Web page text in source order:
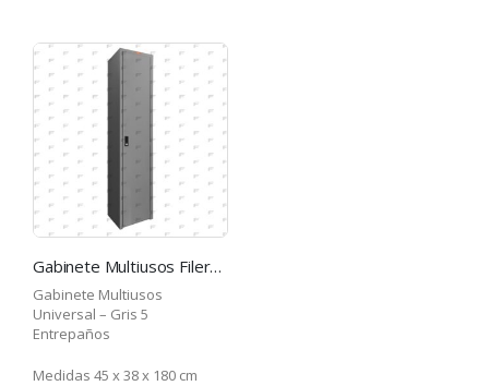
Gabinete Multiusos Filerk 1 Puerta GMU-GR
Gabinete Multiusos
Universal – Gris 5
Entrepaños
Medidas 45 x 38 x 180 cm